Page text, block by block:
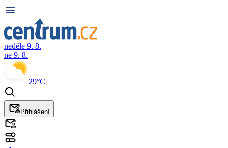
neděle 9. 8.
ne 9. 8.
29°C
Přihlášení